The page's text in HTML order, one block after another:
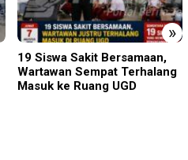
»
19 Siswa Sakit Bersamaan,
Wartawan Sempat Terhalang
Masuk ke Ruang UGD